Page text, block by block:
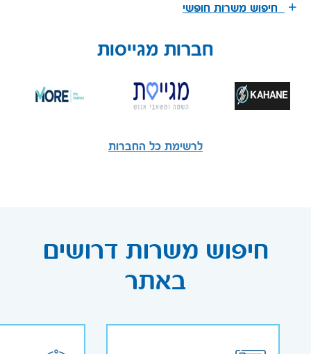
חיפוש משרות חופשי
חברות מגייסות
לרשימת כל החברות
חיפוש משרות דרושים
באתר